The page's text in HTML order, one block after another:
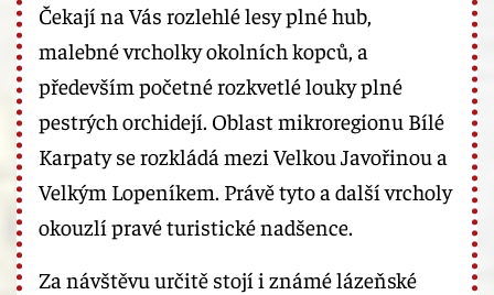
Čekají na Vás rozlehlé lesy plné hub,
malebné vrcholky okolních kopců, a
především početné rozkvetlé louky plné
pestrých orchidejí. Oblast mikroregionu Bílé
Karpaty se rozkládá mezi Velkou Javořinou a
Velkým Lopeníkem. Právě tyto a další vrcholy
okouzlí pravé turistické nadšence.
Za návštěvu určitě stojí i známé lázeňské